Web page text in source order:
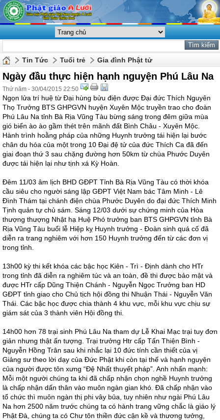
Tin Tức Tuổi trẻ Gia đình Phật tử
Ngày đầu thực hiện hạnh nguyện Phú Lâu Na
Thứ năm - 30/04/2015 22:50
Ngọn lửa trí huệ từ Đại hùng bửu điện được Đại đức Thích Nguyên
Thọ Trưởng BTS GHPGVN huyện Xuyên Mộc truyền trao cho đoàn
Phú Lâu Na tỉnh Bà Rịa Vũng Tàu bừng sáng trong đêm giữa mùa
gió biển ào ào gầm thét trên mãnh đất Bình Châu - Xuyên Mộc.
Hành trình hoằng pháp của những Huynh trưởng tái hiện lại bước
chân du hóa của một trong 10 Đại đệ tử của đức Thích Ca đã đến
giai đoạn thứ 3 sau chặng đường hơn 50km từ chùa Phước Duyên
được tái hiện lại như tịnh xá Kỳ Hoàn.
Đêm 11/03 âm lịch BHD GĐPT Tỉnh Bà Rịa Vũng Tàu có thời khóa
cầu siêu cho người sáng lập GĐPT Việt Nam bác Tâm Minh - Lê
Đình Thám tại chánh điện chùa Phước Duyên do đại đức Thích Minh
Tịnh quản tự chủ sám. Sáng 12/03 dưới sự chứng minh của Hòa
thượng thượng Nhật hạ Huệ Phó trưởng ban BTS GHPGVN tỉnh Bà
Rịa Vũng Tàu buổi lễ Hiệp kỵ Huynh trưởng - Đoàn sinh quá cố đã
diễn ra trang nghiêm với hơn 150 Huynh trưởng đến từ các đơn vị
trong tỉnh.
13h00 kỳ thi kết khóa các bậc học Kiên - Trì - Định dành cho HTr
trong tỉnh đã diễn ra nghiêm túc và an toàn, đề thi được bảo mật và
được HTr cấp Dũng Thiện Chánh - Nguyễn Ngọc Trưởng ban HD
GĐPT tỉnh giao cho Chủ tịch hội đồng thi Nhuận Thái - Nguyễn Văn
Thái. Các bậc học được chia thành 4 khu vực, mỗi khu vực chịu sự
giám sát của 3 thành viên Hội đồng thi.
14h00 hơn 78 trại sinh Phú Lâu Na tham dự Lễ Khai Mạc trại tuy đơn
giản nhưng thật ấn tượng. Trại trưởng Htr cấp Tấn Thiện Bình -
Nguyễn Hồng Trân sau khi nhắc lại 10 đức tính cần thiết của vị
Giảng sư theo lời dạy của Đức Phật khi còn tại thế và hạnh nguyện
của người được tôn xưng “Đệ Nhất thuyết pháp”. Anh nhấn mạnh:
Mỗi một người chúng ta khi đã chấp nhận chọn nghề Huynh trưởng
là chấp nhận dấn thân vào muôn ngàn gian khó. Đã chấp nhận vào
tổ chức thì muôn ngàn thị phi vây bủa, tuy nhiên như ngài Phú Lâu
Na hơn 2500 năm trước chúng ta có hành trang vững chắc là giáo lý
Phật Đà, chúng ta có Chư tôn thiền đức cận kề và thương tưởng,